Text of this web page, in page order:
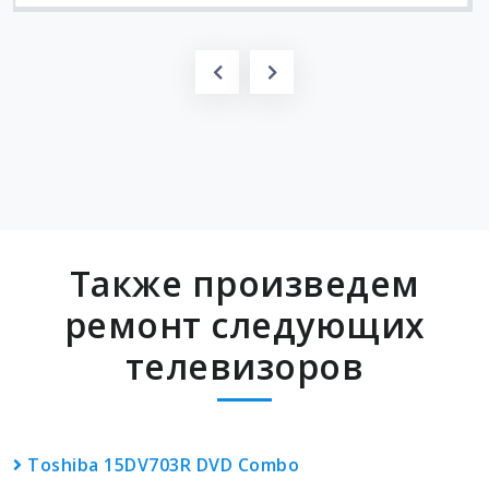
Также произведем
ремонт следующих
телевизоров
Toshiba 15DV703R DVD Combo